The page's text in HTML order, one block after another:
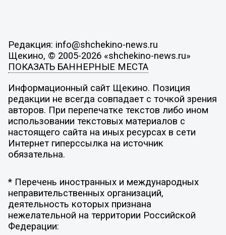
Редакция: info@shchekino-news.ru
Щекино, © 2005-2026 «shchekino-news.ru»
ПОКАЗАТЬ БАННЕРНЫЕ МЕСТА
Информационный сайт Щекино. Позиция
редакции не всегда совпадает с точкой зрения
авторов. При перепечатке текстов либо ином
использовании текстовых материалов с
настоящего сайта на иных ресурсах в сети
Интернет гиперссылка на источник
обязательна.
* Перечень иностранных и международных
неправительственных организаций,
деятельность которых признана
нежелательной на территории Российской
Федерации: